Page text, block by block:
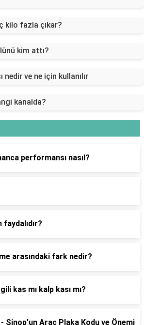
kilo fazla çıkar?
kim attı?
nedir ve ne için kullanılır
kanalda?
performansı nasıl?
arasındaki fark nedir?
kas mı kalp kası mı?
Sinop'un Araç Plaka Kodu ve Önemi